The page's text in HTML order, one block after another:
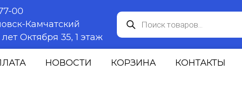
00
Камчатский
Октября 35, 1 этаж
НОВОСТИ КОРЗИНА
КОНТАКТЫ